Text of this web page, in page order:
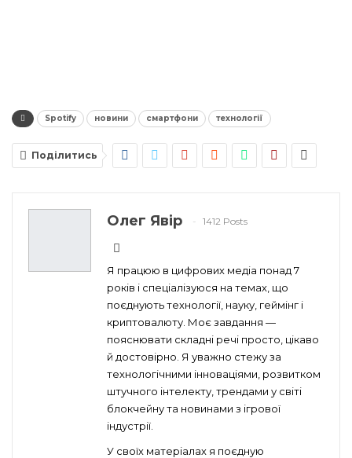
Spotify новини смартфони технології
Поділитись
Олег Явір 1412 Posts
Я працюю в цифрових медіа понад 7
років і спеціалізуюся на темах, що
поєднують технології, науку, геймінг і
криптовалюту. Моє завдання —
пояснювати складні речі просто, цікаво
й достовірно. Я уважно стежу за
технологічними інноваціями, розвитком
штучного інтелекту, трендами у світі
блокчейну та новинами з ігрової
індустрії.
У своїх матеріалах я поєдную